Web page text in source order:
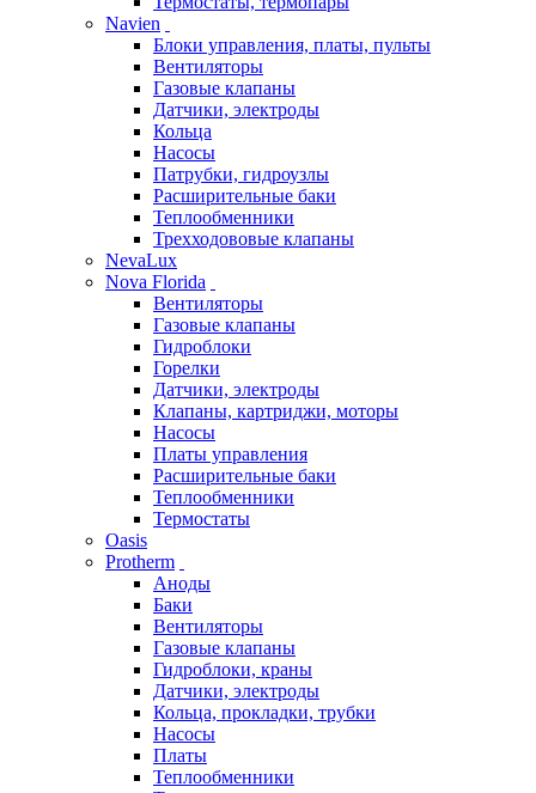
Navien
Блоки управления, платы, пульты
Вентиляторы
Газовые клапаны
Датчики, электроды
Кольца
Насосы
Патрубки, гидроузлы
Расширительные баки
Теплообменники
Трехходововые клапаны
NevaLux
Nova Florida
Вентиляторы
Газовые клапаны
Гидроблоки
Горелки
Датчики, электроды
Клапаны, картриджи, моторы
Насосы
Платы управления
Расширительные баки
Теплообменники
Термостаты
Oasis
Protherm
Аноды
Баки
Вентиляторы
Газовые клапаны
Гидроблоки, краны
Датчики, электроды
Кольца, прокладки, трубки
Насосы
Платы
Теплообменники